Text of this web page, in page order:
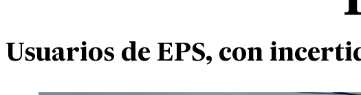
Usuarios de EPS, con